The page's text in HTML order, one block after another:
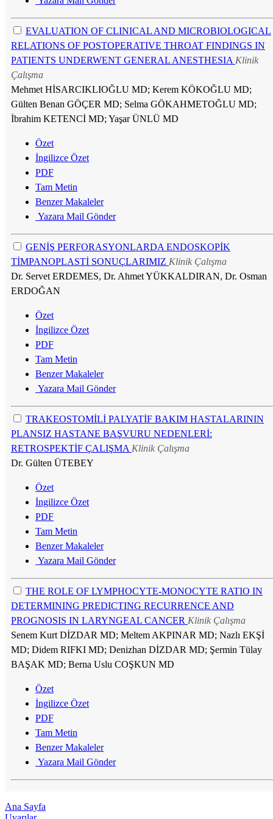
EVALUATION OF CLINICAL AND MICROBIOLOGICAL
RELATIONS OF POSTOPERATIVE THROAT FINDINGS IN
PATIENTS UNDERWENT GENERAL ANESTHESIA Klinik
Çalışma
Mehmet HİSARCIKLIOĞLU MD; Kerem KÖKOĞLU MD;
Gülten Benan GÖÇER MD; Selma GÖKAHMETOĞLU MD;
İbrahim KETENCİ MD; Yaşar ÜNLÜ MD
Özet
İngilizce Özet
PDF
Tam Metin
Benzer Makaleler
Yazara Mail Gönder
GENİŞ PERFORASYONLARDA ENDOSKOPİK
TİMPANOPLASTİ SONUÇLARIMIZ Klinik Çalışma
Dr. Servet ERDEMES, Dr. Ahmet YÜKKALDIRAN, Dr. Osman
ERDOĞAN
Özet
İngilizce Özet
PDF
Tam Metin
Benzer Makaleler
Yazara Mail Gönder
TRAKEOSTOMİLİ PALYATİF BAKIM HASTALARININ
PLANSIZ HASTANE BAŞVURU NEDENLERİ:
RETROSPEKTİF ÇALIŞMA Klinik Çalışma
Dr. Gülten ÜTEBEY
Özet
İngilizce Özet
PDF
Tam Metin
Benzer Makaleler
Yazara Mail Gönder
THE ROLE OF LYMPHOCYTE-MONOCYTE RATIO IN
DETERMINING PREDICTING RECURRENCE AND
PROGNOSIS IN LARYNGEAL CANCER Klinik Çalışma
Senem Kurt DİZDAR MD; Meltem AKPINAR MD; Nazlı EKŞİ
MD; Didem RIFKI MD; Denizhan DİZDAR MD; Şermin Tülay
BAŞAK MD; Berna Uslu COŞKUN MD
Özet
İngilizce Özet
PDF
Tam Metin
Benzer Makaleler
Yazara Mail Gönder
Ana Sayfa